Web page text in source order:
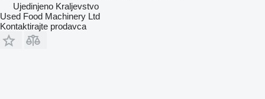
Ujedinjeno Kraljevstvo
Used Food Machinery Ltd
Kontaktirajte prodavca